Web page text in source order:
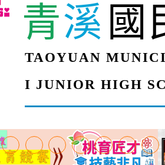
青溪 國
TAOYUAN
I JUNIOR HIGH